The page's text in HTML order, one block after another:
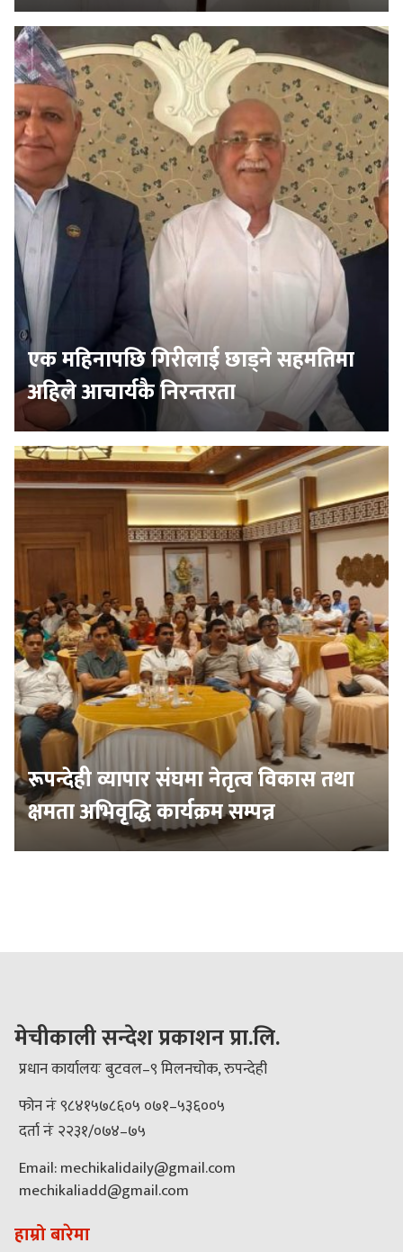
एक महिनापछि गिरीलाई छाड्ने सहमतिमा
अहिले आचार्यकै निरन्तरता
रूपन्देही व्यापार संघमा नेतृत्व विकास तथा
क्षमता अभिवृद्धि कार्यक्रम सम्पन्न
मेचीकाली सन्देश प्रकाशन प्रा.लि.
प्रधान कार्यालयः बुटवल–९ मिलनचोक, रुपन्देही
फोन नंः ९८४१५७८६०५ ०७१–५३६००५
दर्ता नंः २२३१/०७४–७५
Email: mechikalidaily@gmail.com
mechikaliadd@gmail.com
हाम्रो बारेमा